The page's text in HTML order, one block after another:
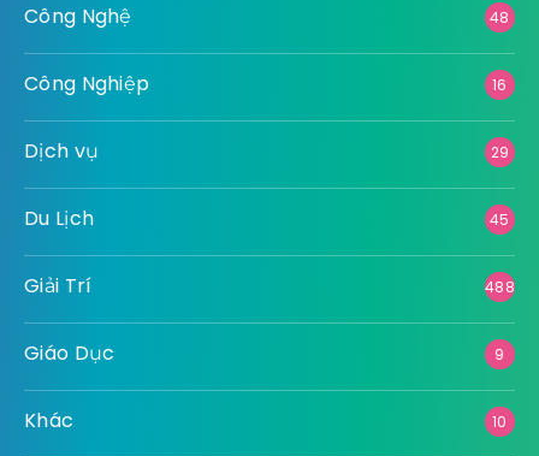
Công Nghệ 48
Công Nghiệp 16
Dịch vụ 29
Du Lịch 45
Giải Trí 488
Giáo Dục 9
Khác 10